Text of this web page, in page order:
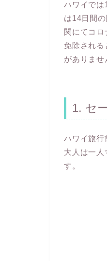
ハワイでは
は14日間
関にてコ
免除され
がありませ
1. セ
ハワイ旅行
大人は一人
す。